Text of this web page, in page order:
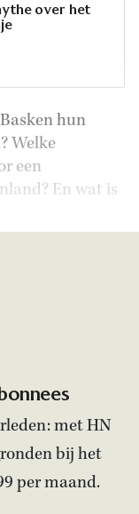
over het
hun
Welke
een
En wat is
met HN
bij het
per maand.